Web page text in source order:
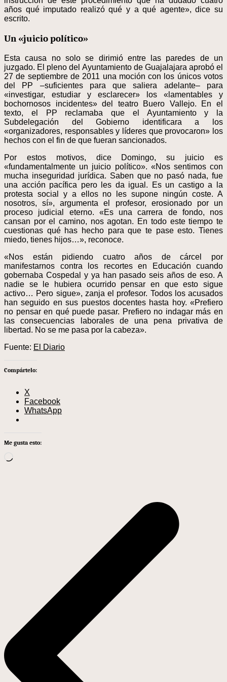
años qué imputado realizó qué y a qué agente», dice su
escrito.
Un «juicio político»
Esta causa no solo se dirimió entre las paredes de un
juzgado. El pleno del Ayuntamiento de Guajalajara aprobó el
27 de septiembre de 2011 una moción con los únicos votos
del PP –suficientes para que saliera adelante– para
«investigar, estudiar y esclarecer» los «lamentables y
bochornosos incidentes» del teatro Buero Vallejo. En el
texto, el PP reclamaba que el Ayuntamiento y la
Subdelegación del Gobierno identificara a los
«organizadores, responsables y líderes que provocaron» los
hechos con el fin de que fueran sancionados.
Por estos motivos, dice Domingo, su juicio es
«fundamentalmente un juicio político». «Nos sentimos con
mucha inseguridad jurídica. Saben que no pasó nada, fue
una acción pacífica pero les da igual. Es un castigo a la
protesta social y a ellos no les supone ningún coste. A
nosotros, sí», argumenta el profesor, erosionado por un
proceso judicial eterno. «Es una carrera de fondo, nos
cansan por el camino, nos agotan. En todo este tiempo te
cuestionas qué has hecho para que te pase esto. Tienes
miedo, tienes hijos…», reconoce.
«Nos están pidiendo cuatro años de cárcel por
manifestarnos contra los recortes en Educación cuando
gobernaba Cospedal y ya han pasado seis años de eso. A
nadie se le hubiera ocurrido pensar en que esto sigue
activo… Pero sigue», zanja el profesor. Todos los acusados
han seguido en sus puestos docentes hasta hoy. «Prefiero
no pensar en qué puede pasar. Prefiero no indagar más en
las consecuencias laborales de una pena privativa de
libertad. No se me pasa por la cabeza».
Fuente: El Diario
Compártelo:
X
Facebook
WhatsApp
Me gusta esto: